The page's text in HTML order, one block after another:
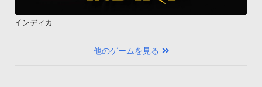
インディカ
他のゲームを見る